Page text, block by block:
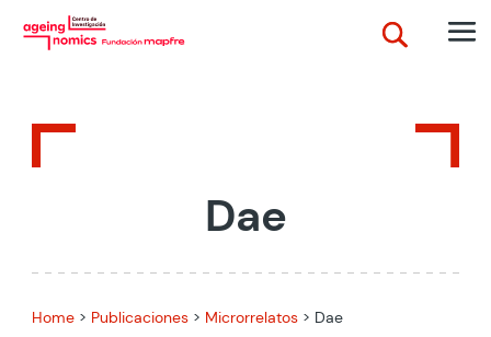
Dae
Home > Publicaciones > Microrrelatos > Dae